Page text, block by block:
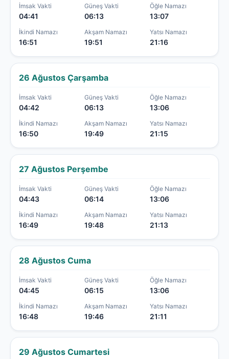
İmsak Vakti
04:41
Güneş Vakti
06:13
Öğle Namazı
13:07
İkindi Namazı
16:51
Akşam Namazı
19:51
Yatsı Namazı
21:16
26 Ağustos Çarşamba
İmsak Vakti
04:42
Güneş Vakti
06:13
Öğle Namazı
13:06
İkindi Namazı
16:50
Akşam Namazı
19:49
Yatsı Namazı
21:15
27 Ağustos Perşembe
İmsak Vakti
04:43
Güneş Vakti
06:14
Öğle Namazı
13:06
İkindi Namazı
16:49
Akşam Namazı
19:48
Yatsı Namazı
21:13
28 Ağustos Cuma
İmsak Vakti
04:45
Güneş Vakti
06:15
Öğle Namazı
13:06
İkindi Namazı
16:48
Akşam Namazı
19:46
Yatsı Namazı
21:11
29 Ağustos Cumartesi